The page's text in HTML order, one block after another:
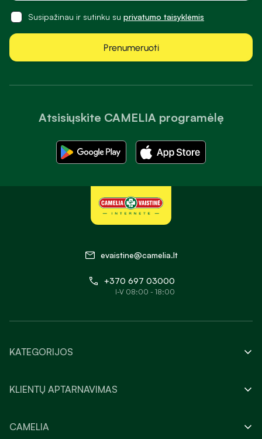
Atsisiųskite CAMELIA programėlę
Susipažinau ir sutinku su privatumo taisyklėmis
Prenumeruoti
evaistine@camelia.lt
+370 697 03000
I-V 08:00 - 18:00
KATEGORIJOS
KLIENTŲ APTARNAVIMAS
CAMELIA